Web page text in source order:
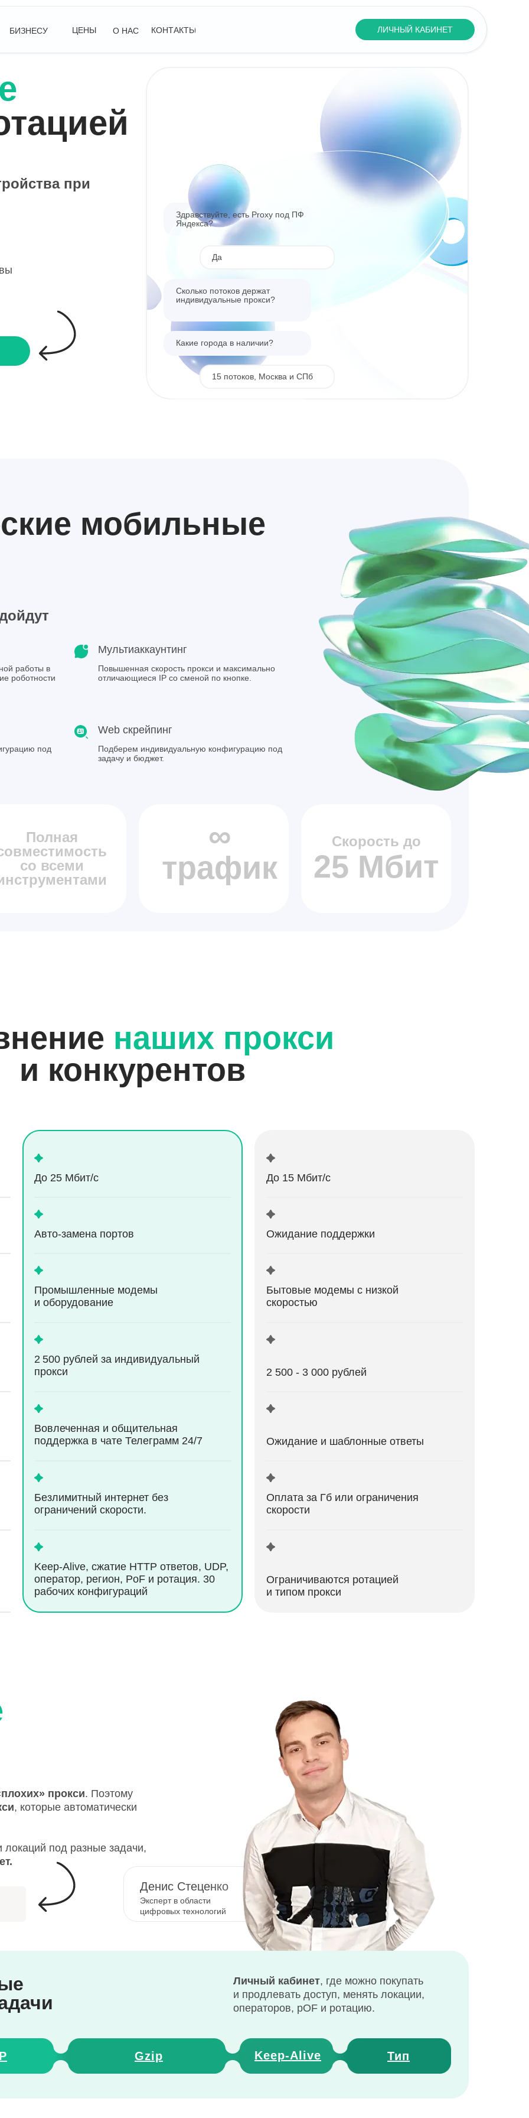
ЛИЧНЫЙ КАБИНЕТ
БИЗНЕСУ ЦЕНЫ О НАС КОНТАКТЫ
Здравствуйте, есть Proxy под ПФ
Яндекса?
Да
Сколько потоков держат
индивидуальные прокси?
Какие города в наличии?
15 потоков, Москва и СПб
при
мобильные
работы в
роботности
Мультиаккаунтинг
Повышенная скорость прокси и максимально
отличающиеся IP со сменой по кнопке.
под
Web скрейпинг
Подберем индивидуальную конфигурацию под
задачу и бюджет.
Полная
со всеми
∞
трафик
25 Мбит
Скорость до
наших прокси
и конкурентов
До 25 Мбит/с До 15 Мбит/с
Aвто-замена портов Ожидание поддержки
Промышленные модемы
и оборудование
Бытовые модемы с низкой
скоростью
Вовлеченная и общительная
поддержка в чате Телеграмм 24/7
2 500 рублей за индивидуальный
прокси
2 500 - 3 000 рублей
Ожидание и шаблонные ответы
Безлимитный интернет без
ограничений скорости.
Оплата за Гб или ограничения
скорости
Keep-Alive, сжатие HTTP ответов, UDP,
оператор, регион, PoF и ротация. 30
рабочих конфигураций
Ограничиваются ротацией
и типом прокси
прокси. Поэтому
, которые автоматически
локаций под разные задачи,
Денис Стеценко
Эксперт в области
цифровых технологий
Личный кабинет, где можно покупать
и продлевать доступ, менять локации,
операторов, pOF и ротацию.
Gzip Keep-Alive Тип